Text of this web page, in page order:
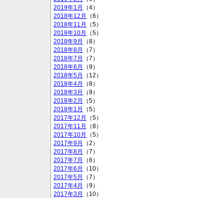
2019年1月
（4）
2018年12月
（6）
2018年11月
（5）
2018年10月
（5）
2018年9月
（8）
2018年8月
（7）
2018年7月
（7）
2018年6月
（9）
2018年5月
（12）
2018年4月
（8）
2018年3月
（9）
2018年2月
（5）
2018年1月
（5）
2017年12月
（5）
2017年11月
（8）
2017年10月
（5）
2017年9月
（2）
2017年8月
（7）
2017年7月
（6）
2017年6月
（10）
2017年5月
（7）
2017年4月
（9）
2017年3月
（10）